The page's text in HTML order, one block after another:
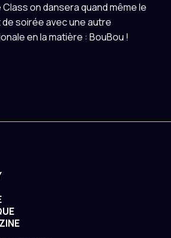
on dansera quand même le
soirée avec une autre
en la matière : BouBou !